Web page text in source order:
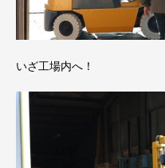
いざ工場内へ！